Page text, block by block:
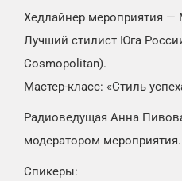
Хедлайнер мероприятия —
Лучший стилист Юга
Cosmopolitan).
Мастер-класс: «Стиль
Радиоведущая Анна
модератором мероприятия.
Спикеры: